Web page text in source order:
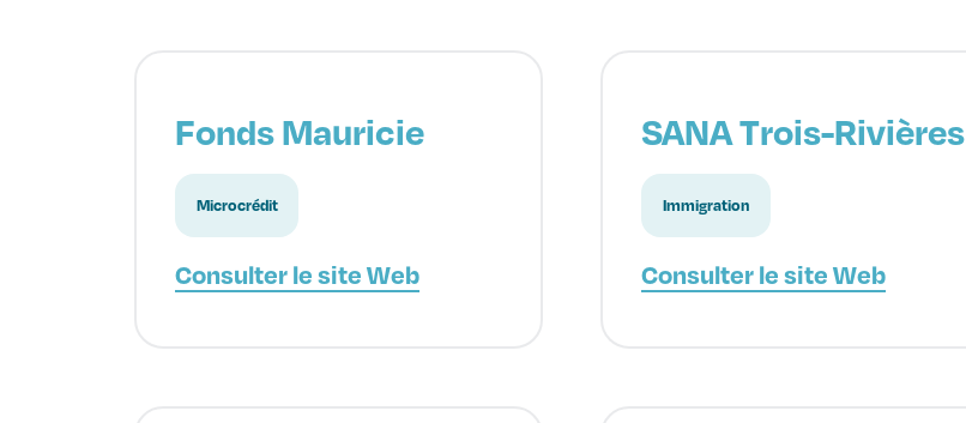
Fonds Mauricie
Microcrédit
Consulter le site Web
SANA Trois-Rivières
Immigration
Consulter le site Web